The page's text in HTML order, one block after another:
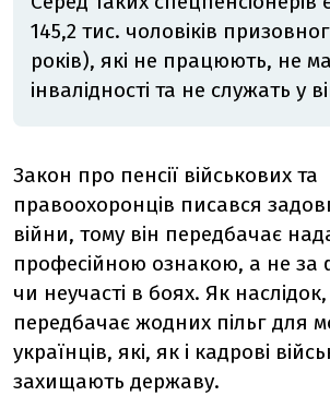
145,2 тис. чоловіків
років), які не працюють, не
інвалідності та не служать у
Закон про пенсії військових та
правоохоронців писався
війни, тому він передбачає
професійною ознакою, а не за
чи неучасті в боях. Як
передбачає жодних пільг для
українців, які, як і кадрові
захищають державу.